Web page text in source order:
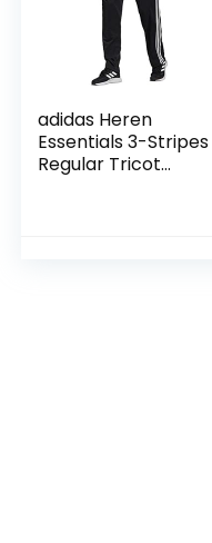
adidas Heren
Essentials 3-Stripes
Regular Tricot